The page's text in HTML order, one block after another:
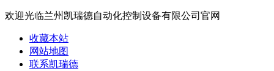
欢迎光临兰州凯瑞德自动化控制设备有限公司官网
收藏本站
网站地图
联系凯瑞德